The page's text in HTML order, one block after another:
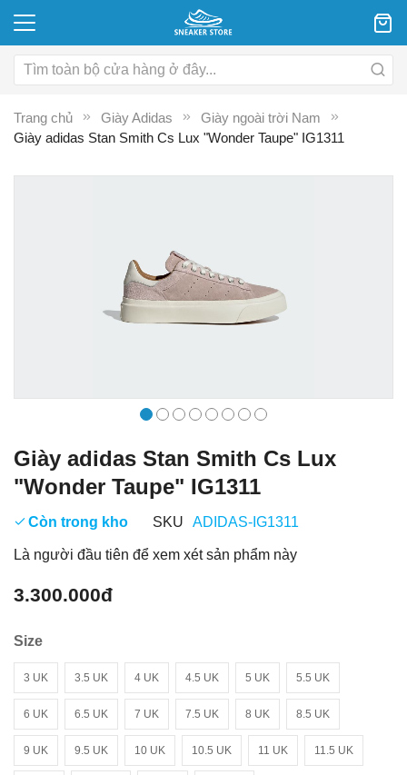
Trang chủ Giày Adidas
Giày ngoài trời Nam
Giày adidas Stan Smith Cs Lux "Wonder Taupe" IG1311
Giày adidas Stan Smith Cs Lux
"Wonder Taupe" IG1311
Còn trong kho SKU ADIDAS-IG1311
Là người đầu tiên để xem xét sản phẩm này
3.300.000đ
Size
3 UK 3.5 UK 4 UK 4.5 UK 5 UK 5.5 UK
6 UK 6.5 UK 7 UK 7.5 UK 8 UK 8.5 UK
9 UK 9.5 UK 10 UK 10.5 UK 11 UK 11.5 UK